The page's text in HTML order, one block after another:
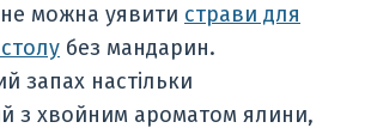
не можна уявити страви для
без мандарин.
запах настільки
з хвойним ароматом ялини,